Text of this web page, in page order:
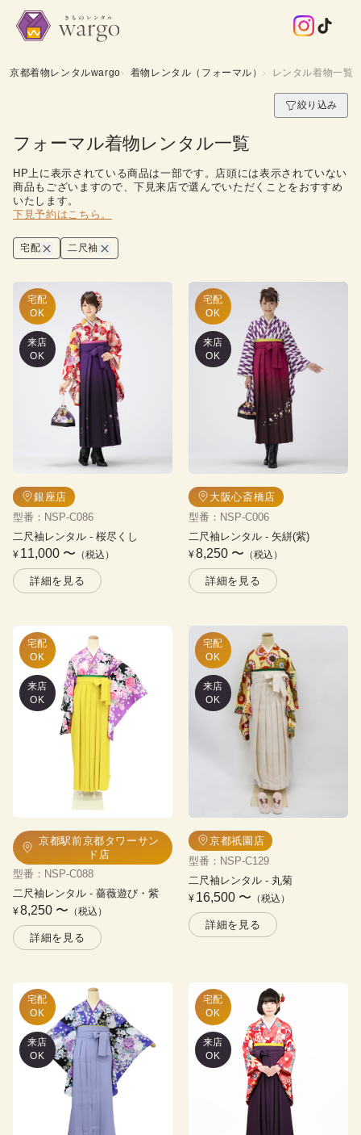
京都着物レンタルwargo 着物レンタル（フォーマル） レンタル着物一覧
絞り込み
フォーマル着物レンタル一覧
HP上に表示されている商品は一部です。店頭には表示されていない
商品もございますので、下見来店で選んでいただくことをおすすめ
いたします。
下見予約はこちら。
宅配 二尺袖
宅配
OK
来店
OK
銀座店
型番 ： NSP-C086
二尺袖レンタル - 桜尽くし
¥ 11,000 〜 （税込）
詳細を見る
宅配
OK
来店
OK
大阪心斎橋店
型番 ： NSP-C006
二尺袖レンタル - 矢絣(紫)
¥8,250 〜 （税込）
詳細を見る
宅配
OK
来店
OK
京都駅前京都タワーサン
ド店
型番 ： NSP-C088
二尺袖レンタル - 薔薇遊び・紫
¥8,250 〜 （税込）
詳細を見る
宅配
OK
来店
OK
京都祇園店
型番 ： NSP-C129
二尺袖レンタル - 丸菊
¥ 16,500 〜 （税込）
詳細を見る
宅配
OK
来店
OK
宅配
OK
来店
OK